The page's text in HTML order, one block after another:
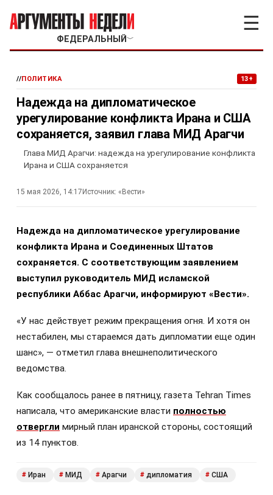
ФЕДЕРАЛЬНЫЙ ﹀
☰
//ПОЛИТИКА 13+
Надежда на дипломатическое
урегулирование конфликта Ирана и США
сохраняется, заявил глава МИД Арагчи
Глава МИД Арагчи: надежда на урегулирование конфликта
Ирана и США сохраняется
15 мая 2026, 14:17 Источник: «Вести»
Надежда на дипломатическое урегулирование
конфликта Ирана и Соединенных Штатов
сохраняется. С соответствующим заявлением
выступил руководитель МИД исламской
республики Аббас Арагчи, информируют «Вести».
«У нас действует режим прекращения огня. И хотя он
нестабилен, мы стараемся дать дипломатии еще один
шанс», — отметил глава внешнеполитического
ведомства.
Как сообщалось ранее в пятницу, газета Tehran Times
написала, что американские власти полностью
отвергли мирный план иранской стороны, состоящий
из 14 пунктов.
# Иран # МИД # Арагчи # дипломатия # США